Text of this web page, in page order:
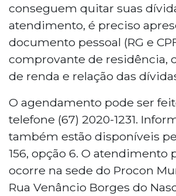
conseguem quitar suas
atendimento, é preciso
documento pessoal (RG e
comprovante de residência,
de renda e relação das
O agendamento pode ser
telefone (67) 2020-1231.
também estão disponíveis
156, opção 6. O atendimento
ocorre na sede do Procon
Rua Venâncio Borges do